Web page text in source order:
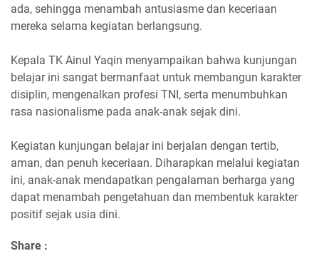
ada, sehingga menambah antusiasme dan keceriaan
mereka selama kegiatan berlangsung.
Kepala TK Ainul Yaqin menyampaikan bahwa kunjungan
belajar ini sangat bermanfaat untuk membangun karakter
disiplin, mengenalkan profesi TNI, serta menumbuhkan
rasa nasionalisme pada anak-anak sejak dini.
Kegiatan kunjungan belajar ini berjalan dengan tertib,
aman, dan penuh keceriaan. Diharapkan melalui kegiatan
ini, anak-anak mendapatkan pengalaman berharga yang
dapat menambah pengetahuan dan membentuk karakter
positif sejak usia dini.
Share :